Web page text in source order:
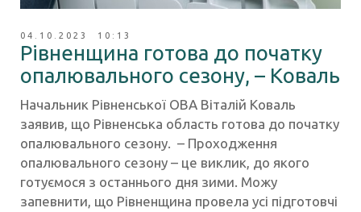
04.10.2023 10:13
Рівненщина готова до початку
опалювального сезону, – Коваль
Начальник Рівненської ОВА Віталій Коваль
заявив, що Рівненська область готова до початку
опалювального сезону. – Проходження
опалювального сезону – це виклик, до якого
готуємося з останнього дня зими. Можу
запевнити, що Рівненщина провела усі підготовчі